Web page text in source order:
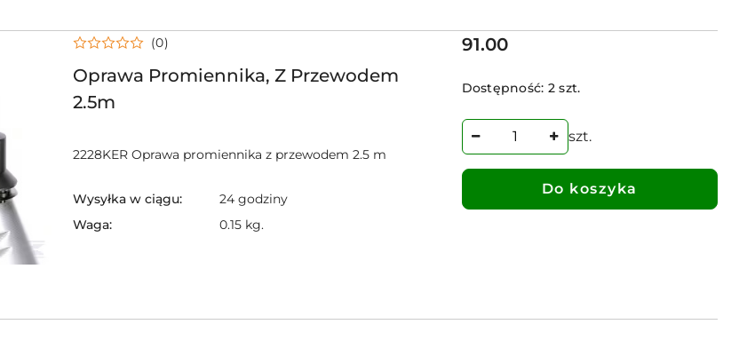
Oprawa Promiennika, Z Przewodem
2.5m
(0)
2228KER Oprawa promiennika z przewodem 2.5 m
Wysyłka w ciągu:
24 godziny
Waga:
0.15 kg.
Cena:
91.00
Dostępność: 2 szt.
szt.
Do koszyka